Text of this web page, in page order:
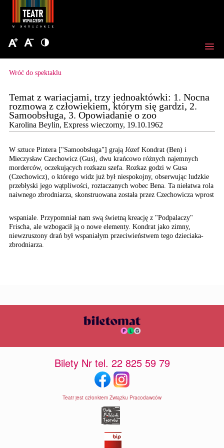
Wróć do spektaklu
Temat z wariacjami, trzy jednoaktówki: 1. Nocna
rozmowa z człowiekiem, którym się gardzi, 2.
Samoobsługa, 3. Opowiadanie o zoo
Karolina Beylin, Express wieczorny, 19.10.1962
W sztuce Pintera ["Samoobsługa"] grają Józef Kondrat (Ben) i
Mieczysław Czechowicz (Gus), dwu krańcowo różnych najemnych
morderców, oczekujących rozkazu szefa. Rozkaz godzi w Gusa
(Czechowicz), o którego widz już był niespokojny, obserwując ludzkie
przebłyski jego wątpliwości, roztaczanych wobec Bena. Ta niełatwa rola
naiwnego zbrodniarza, skonstruowana została przez Czechowicza wprost
wspaniale. Przypomniał nam swą świetną kreację z "Podpalaczy"
Frischa, ale wzbogacił ją o nowe elementy. Kondrat jako zimny,
niewzruszony drań był wspaniałym przeciwieństwem tego dzieciaka-
zbrodniarza.
Bilety Nr tel. 22 825 59 79
Teatr jest członkiem Związku Pracodawców